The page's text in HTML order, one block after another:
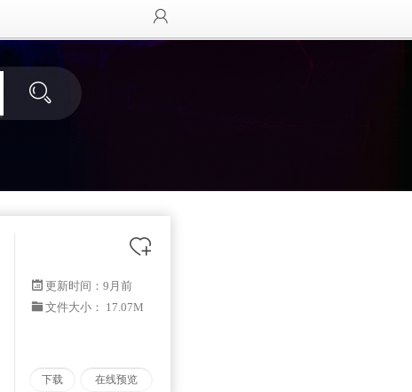
更新时间： 9月前
文件大小： 17.07M
下载 在线预览